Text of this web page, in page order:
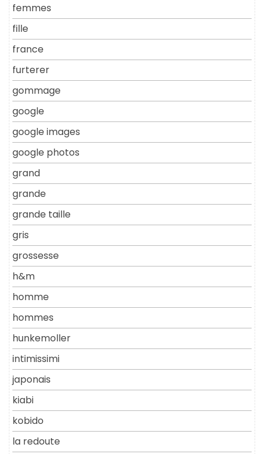
femmes
fille
france
furterer
gommage
google
google images
google photos
grand
grande
grande taille
gris
grossesse
h&m
homme
hommes
hunkemoller
intimissimi
japonais
kiabi
kobido
la redoute